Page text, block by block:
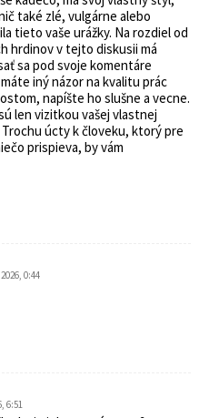
také zlé, vulgárne alebo
tieto vaše urážky. Na rozdiel od
hrdinov v tejto diskusii má
sa pod svoje komentáre
iný názor na kvalitu prác
napíšte ho slušne a vecne.
len vizitkou vašej vlastnej
úcty k človeku, ktorý pre
prispieva, by vám
0:44
6:51